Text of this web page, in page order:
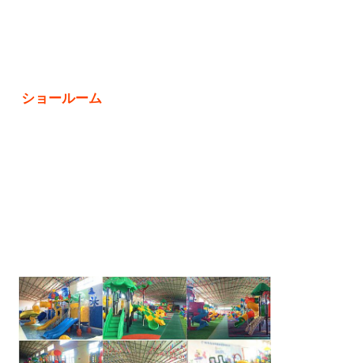
ショールーム